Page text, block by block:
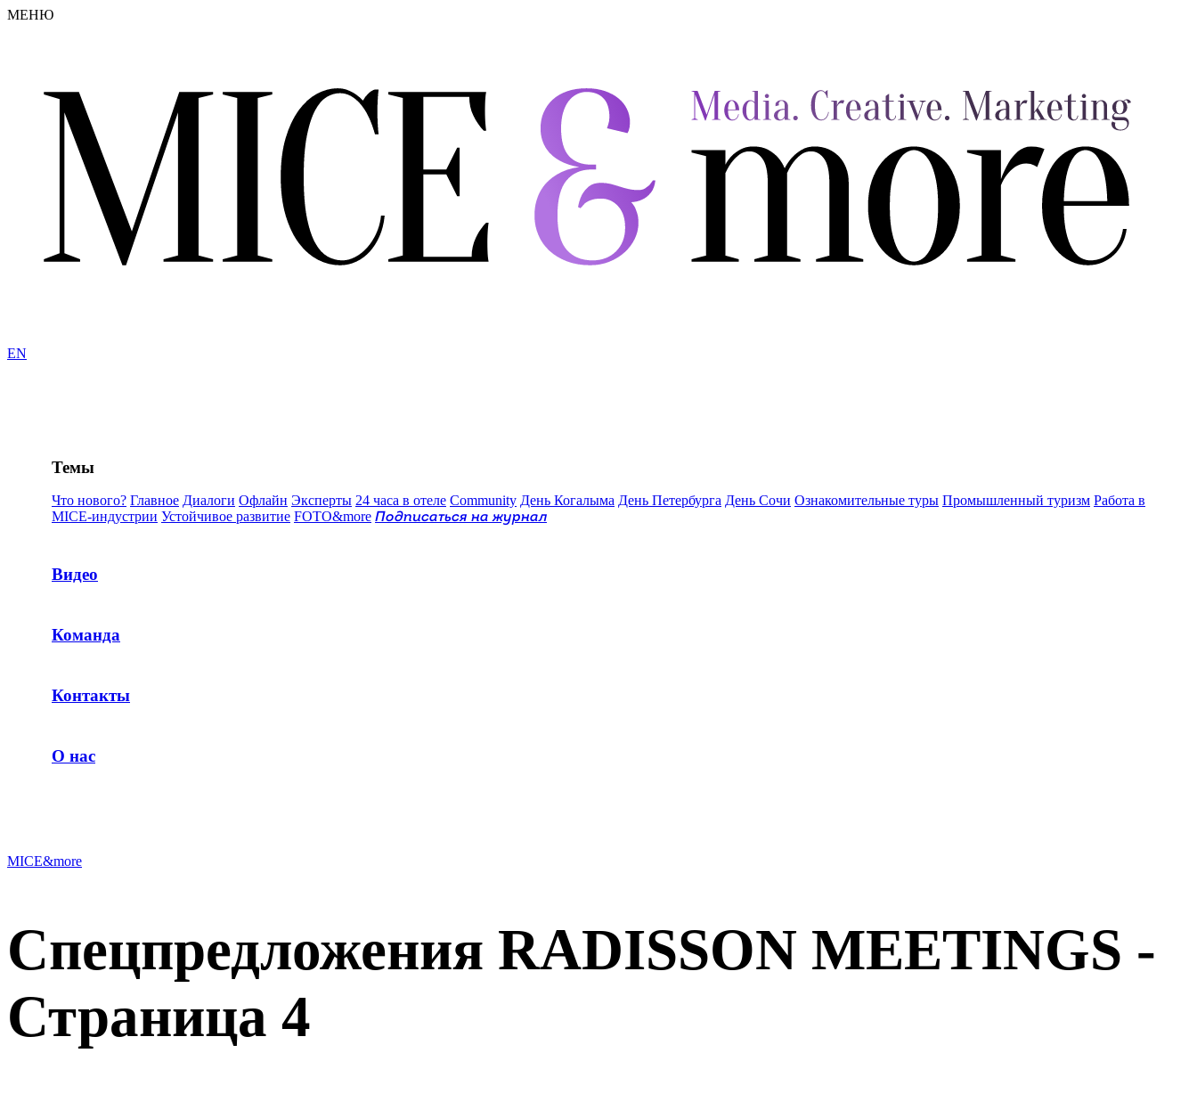
МЕНЮ
EN
Темы
Что нового? Главное Диалоги Офлайн Эксперты 24 часа в отеле Community День Когалыма День Петербурга День Сочи Ознакомительные туры Промышленный туризм Работа в
MICE-индустрии Устойчивое развитие FOTO&more Подписаться на журнал
Видео
Команда
Контакты
О нас
MICE&more
Спецпредложения RADISSON MEETINGS -
Страница 4